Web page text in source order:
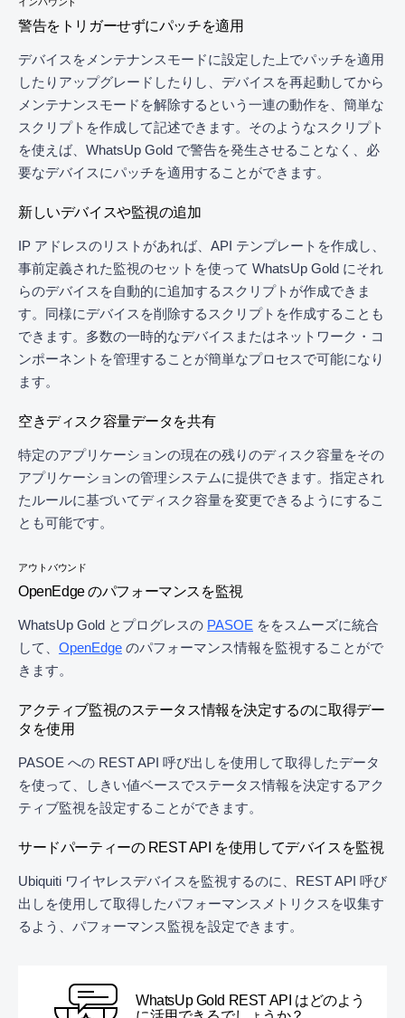
警告をトリガーせずにパッチを適用
デバイスをメンテナンスモードに設定した上でパッチを適用
したりアップグレードしたりし、デバイスを再起動してから
メンテナンスモードを解除するという一連の動作を、簡単な
スクリプトを作成して記述できます。そのようなスクリプト
を使えば、WhatsUp Gold で警告を発生させることなく、必
要なデバイスにパッチを適用することができます。
新しいデバイスや監視の追加
IP アドレスのリストがあれば、API テンプレートを作成し、
事前定義された監視のセットを使って WhatsUp Gold にそれ
らのデバイスを自動的に追加するスクリプトが作成できま
す。同様にデバイスを削除するスクリプトを作成することも
できます。多数の一時的なデバイスまたはネットワーク・コ
ンポーネントを管理することが簡単なプロセスで可能になり
ます。
空きディスク容量データを共有
特定のアプリケーションの現在の残りのディスク容量をその
アプリケーションの管理システムに提供できます。指定され
たルールに基づいてディスク容量を変更できるようにするこ
とも可能です。
アウトバウンド
OpenEdge のパフォーマンスを監視
WhatsUp Gold とプログレスの PASOE ををスムーズに統合
して、 OpenEdge のパフォーマンス情報を監視することがで
きます。
アクティブ監視のステータス情報を決定するのに取得デー
タを使用
PASOE への REST API 呼び出しを使用して取得したデータ
を使って、しきい値ベースでステータス情報を決定するアク
ティブ監視を設定することができます。
サードパーティーの REST API を使用してデバイスを監視
Ubiquiti ワイヤレスデバイスを監視するのに、REST API 呼び
出しを使用して取得したパフォーマンスメトリクスを収集す
るよう、パフォーマンス監視を設定できます。
WhatsUp Gold REST API はどのよう